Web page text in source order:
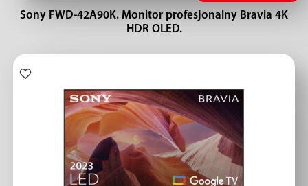
Sony FWD-42A90K. Monitor profesjonalny Bravia 4K
HDR OLED.